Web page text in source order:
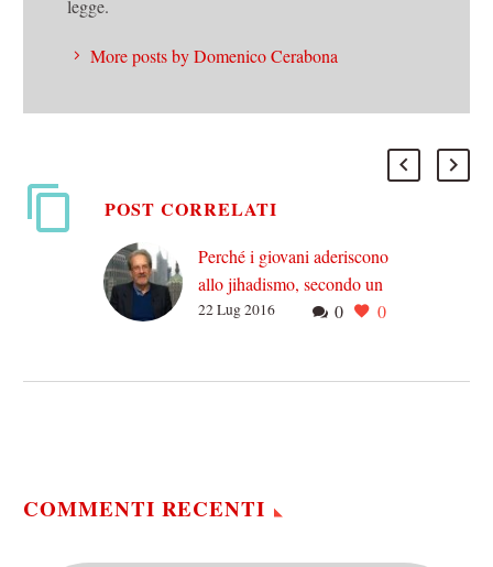
legge.
More posts by Domenico Cerabona
POST CORRELATI
Perché i giovani aderiscono
allo jihadismo, secondo un
antropologo
Sicurezza…
0 0
22 Lug 2016
COMMENTI RECENTI